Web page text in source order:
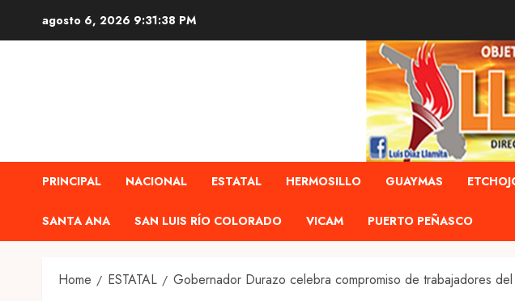
agosto 6, 2026 9:31:40 PM
PRINCIPAL NACIONAL ESTATAL HERMOSILLO GUAYMAS
SANTA ANA SAN LUIS RÍO COLORADO VICAM PUERTO PEÑASCO
Home ESTATAL Gobernador Durazo celebra compromiso de trabajadores